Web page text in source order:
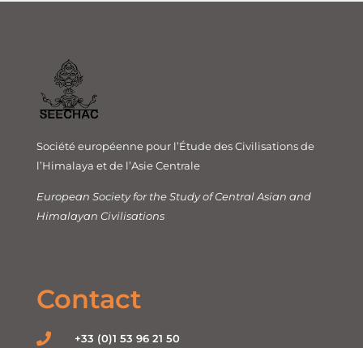
Société européenne pour l’Étude des Civilisations de
l’Himalaya et de l’Asie Centrale
European Society for the Study of Central Asian and
Himalayan Civilisations
Contact
+33 (0)1 53 96 21 50